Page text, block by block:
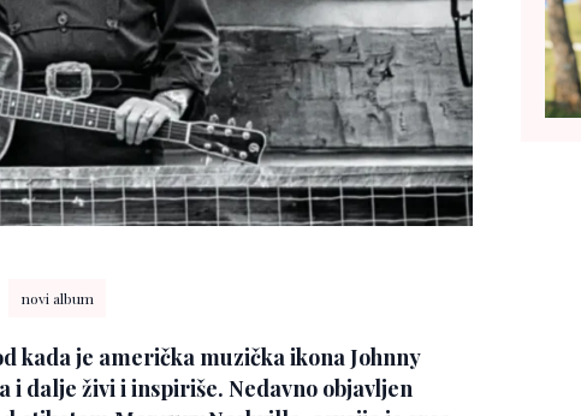
novi album
kada je američka muzička ikona Johnny
i dalje živi i inspiriše. Nedavno objavljen